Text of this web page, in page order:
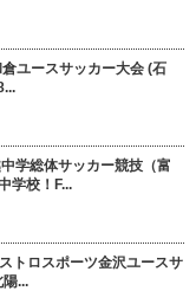
ユースサッカー大会 (石
学総体サッカー競技（富
学校！F...
トロスポーツ金沢ユースサ
陽...